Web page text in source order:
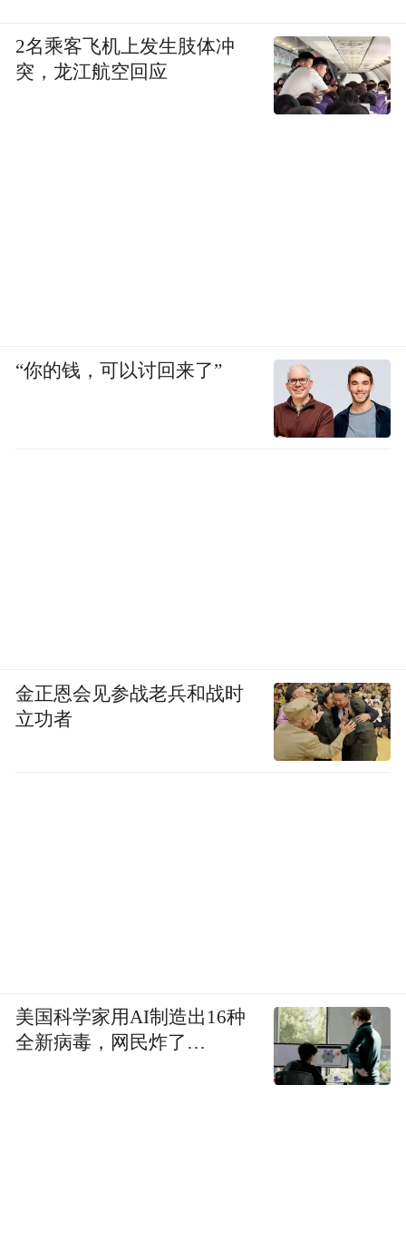
2名乘客飞机上发生肢体冲
突，龙江航空回应
“你的钱，可以讨回来了”
金正恩会见参战老兵和战时
立功者
美国科学家用AI制造出16种
全新病毒，网民炸了…